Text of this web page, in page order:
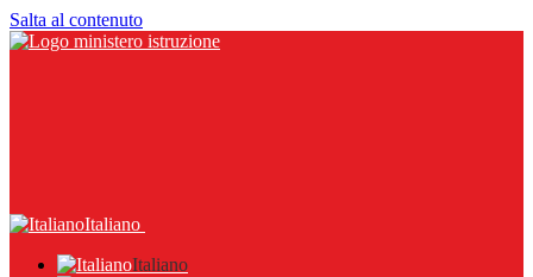
Salta al contenuto
Italiano
Italiano